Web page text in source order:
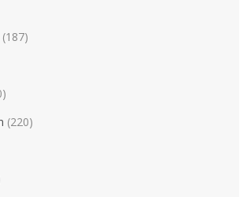
(187)
(220)